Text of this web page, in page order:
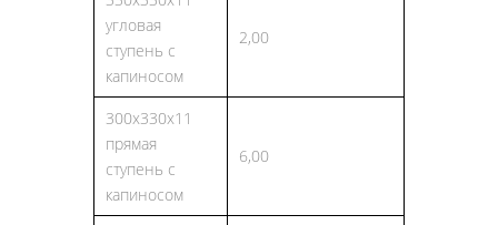
угловая
ступень с
капиносом
2,00
300х330х11
прямая
ступень с
капиносом
6,00